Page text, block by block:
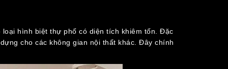
hình biệt thự phố có diện tích khiêm tốn. Đặc
cho các không gian nội thất khác. Đây chính